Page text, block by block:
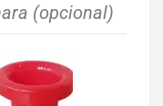
(opcional)